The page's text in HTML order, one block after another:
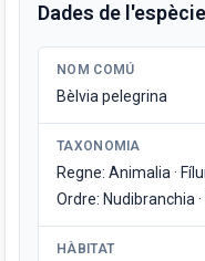
Dades de l'espècie
NOM COMÚ
Bèlvia pelegrina
TAXONOMIA
Regne: Animalia ·
Ordre: Nudibranchia
HÀBITAT